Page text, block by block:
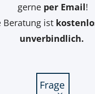
gerne per Email!
Beratung ist
unverbindlich.
Frage